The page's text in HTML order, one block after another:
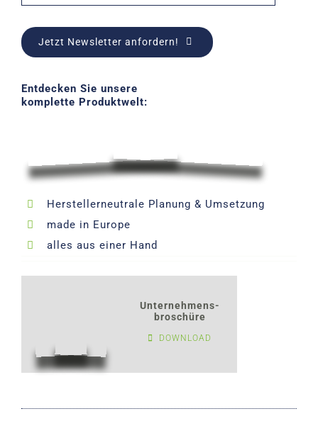
Jetzt Newsletter anfordern!
Entdecken Sie unsere
komplette Produktwelt:
Herstellerneutrale Planung & Umsetzung
made in Europe
alles aus einer Hand
Unternehmens-
broschüre
DOWNLOAD